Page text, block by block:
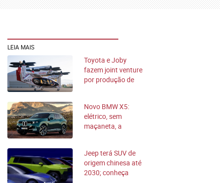
LEIA MAIS
Toyota e Joby
fazem joint venture
por produção de
Novo BMW X5:
elétrico, sem
maçaneta, a
Jeep terá SUV de
origem chinesa até
2030; conheça